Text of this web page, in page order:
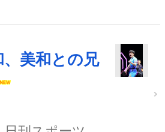
、美和との兄